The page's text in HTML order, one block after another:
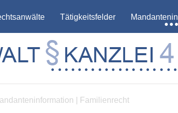
Tätigkeitsfelder
Familienrecht